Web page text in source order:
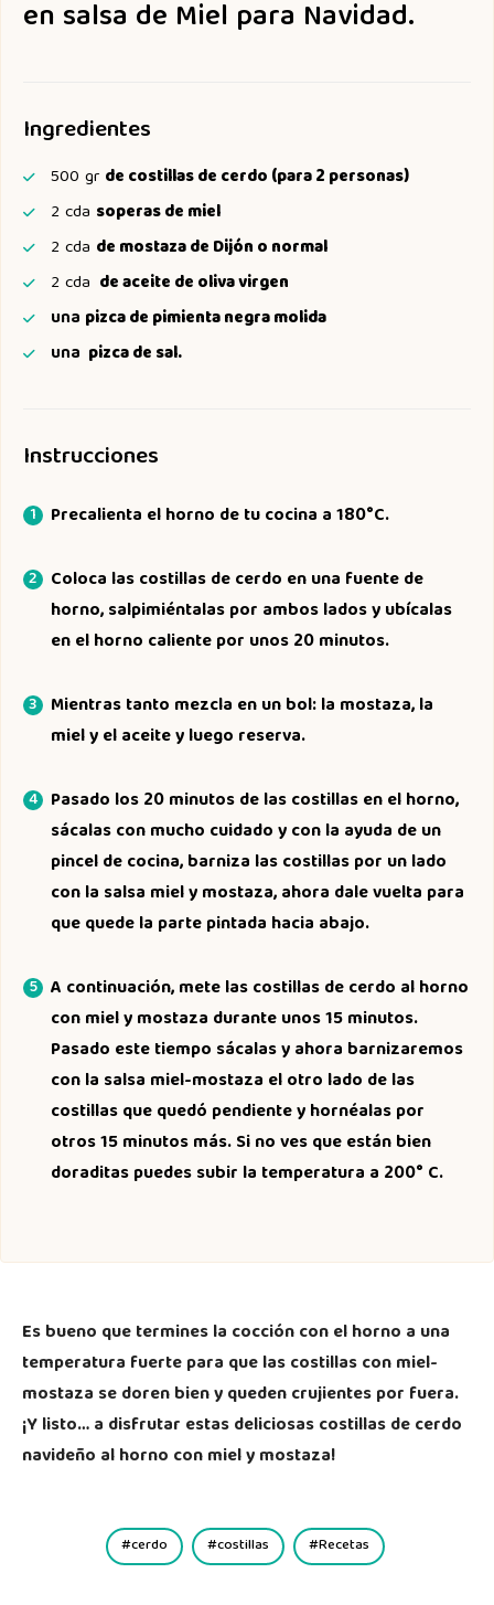
en salsa de Miel para Navidad.
Ingredientes
500 gr de costillas de cerdo (para 2 personas)
2 cda soperas de miel
2 cda de mostaza de Dijón o normal
2 cda de aceite de oliva virgen
una pizca de pimienta negra molida
una pizca de sal.
Instrucciones
Precalienta el horno de tu cocina a 180°C.
Coloca las costillas de cerdo en una fuente de
horno, salpimiéntalas por ambos lados y ubícalas
en el horno caliente por unos 20 minutos.
Mientras tanto mezcla en un bol: la mostaza, la
miel y el aceite y luego reserva.
Pasado los 20 minutos de las costillas en el horno,
sácalas con mucho cuidado y con la ayuda de un
pincel de cocina, barniza las costillas por un lado
con la salsa miel y mostaza, ahora dale vuelta para
que quede la parte pintada hacia abajo.
A continuación, mete las costillas de cerdo al horno
con miel y mostaza durante unos 15 minutos.
Pasado este tiempo sácalas y ahora barnizaremos
con la salsa miel-mostaza el otro lado de las
costillas que quedó pendiente y hornéalas por
otros 15 minutos más. Si no ves que están bien
doraditas puedes subir la temperatura a 200° C.
Es bueno que termines la cocción con el horno a una
temperatura fuerte para que las costillas con miel-
mostaza se doren bien y queden crujientes por fuera.
¡Y listo… a disfrutar estas deliciosas costillas de cerdo
navideño al horno con miel y mostaza!
cerdo costillas Recetas